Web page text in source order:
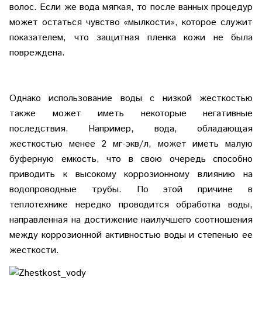
волос. Если же вода мягкая, то после ванных процедур
может остаться чувство «мылкости», которое служит
показателем, что защитная пленка кожи не была
повреждена.
Однако использование воды с низкой жесткостью
также может иметь некоторые негативные
последствия. Например, вода, обладающая
жесткостью менее 2 мг-экв/л, может иметь малую
буферную емкость, что в свою очередь способно
приводить к высокому коррозионному влиянию на
водопроводные трубы. По этой причине в
теплотехнике нередко проводится обработка воды,
направленная на достижение наилучшего соотношения
между коррозионной активностью воды и степенью ее
жесткости.